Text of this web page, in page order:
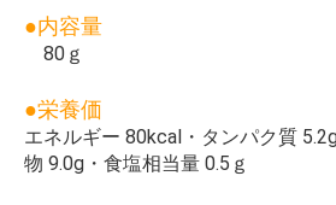
●内容量
80ｇ
●栄養価
エネルギー 80kcal・タンパク質
物 9.0g・食塩相当量 0.5ｇ